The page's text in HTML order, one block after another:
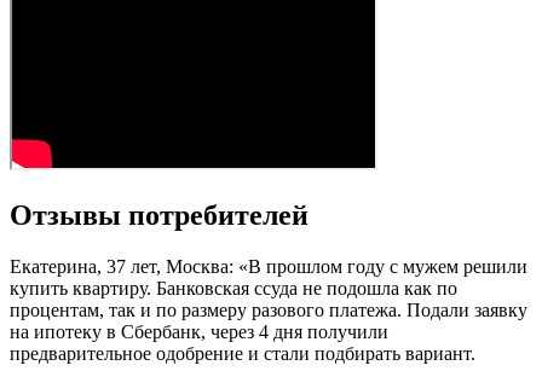
Отзывы потребителей
Екатерина, 37 лет, Москва: «В прошлом году с мужем решили
купить квартиру. Банковская ссуда не подошла как по
процентам, так и по размеру разового платежа. Подали заявку
на ипотеку в Сбербанк, через 4 дня получили
предварительное одобрение и стали подбирать вариант.